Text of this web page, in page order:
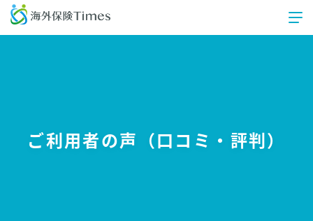
ご利用者の声（口コミ・評判）